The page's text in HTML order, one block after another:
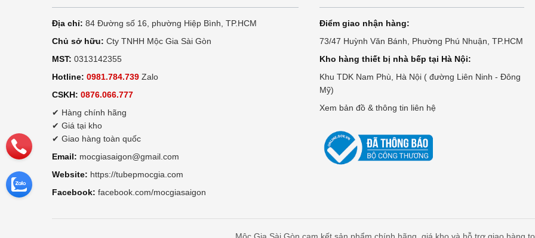
Địa chỉ: 84 Đường số 16, phường Hiệp Bình, TP.HCM
Chủ sở hữu: Cty TNHH Mộc Gia Sài Gòn
MST: 0313142355
Hotline: 0981.784.739 Zalo
CSKH: 0876.066.777
✔ Hàng chính hãng
✔ Giá tại kho
✔ Giao hàng toàn quốc
Email: mocgiasaigon@gmail.com
Website: https://tubepmocgia.com
Facebook: facebook.com/mocgiasaigon
Điểm giao nhận hàng:
73/47 Huỳnh Văn Bánh, Phường Phú Nhuận, TP.HCM
Kho hàng thiết bị nhà bếp tại Hà Nội:
Khu TDK Nam Phù, Hà Nội ( đường Liên Ninh - Đông
Mỹ)
Xem bản đồ & thông tin liên hệ